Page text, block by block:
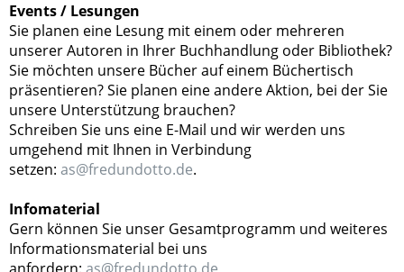
Events / Lesungen
Sie planen eine Lesung mit einem oder mehreren
unserer Autoren in Ihrer Buchhandlung oder Bibliothek?
Sie möchten unsere Bücher auf einem Büchertisch
präsentieren? Sie planen eine andere Aktion, bei der Sie
unsere Unterstützung brauchen?
Schreiben Sie uns eine E-Mail und wir werden uns
umgehend mit Ihnen in Verbindung
setzen: as@fredundotto.de.
Infomaterial
Gern können Sie unser Gesamtprogramm und weiteres
Informationsmaterial bei uns